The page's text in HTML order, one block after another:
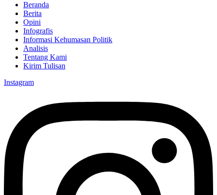
Beranda
Berita
Opini
Infografis
Informasi Kehumasan Politik
Analisis
Tentang Kami
Kirim Tulisan
Instagram